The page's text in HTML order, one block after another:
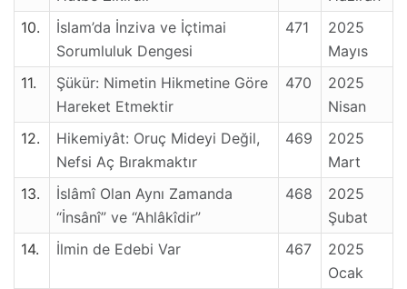
10.
İslam’da İnziva ve İçtimai
Sorumluluk Dengesi
471
2025
Mayıs
11.
Şükür: Nimetin Hikmetine Göre
Hareket Etmektir
470
2025
Nisan
12.
Hikemiyât: Oruç Mideyi Değil,
Nefsi Aç Bırakmaktır
469
2025
Mart
13.
İslâmî Olan Aynı Zamanda
“İnsânî” ve “Ahlâkîdir”
468
2025
Şubat
14.
İlmin de Edebi Var 467
2025
Ocak